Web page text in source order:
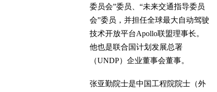
委员会”委员、“未来交通指导委员
会”委员，并担任全球最大自动驾驶
技术开放平台Apollo联盟理事长。
他也是联合国计划发展总署
（UNDP）企业董事会董事。
张亚勤院士是中国工程院院士（外